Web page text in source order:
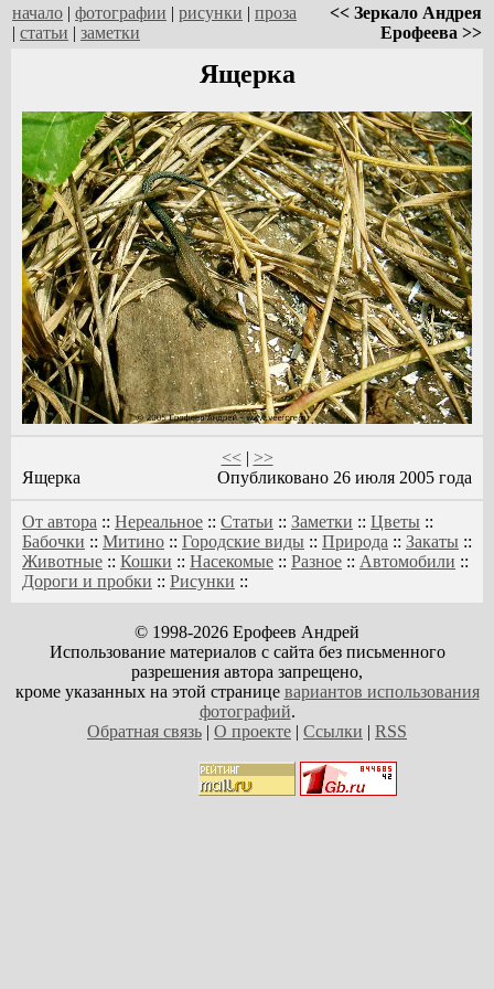
начало | фотографии | рисунки | проза
| статьи | заметки
<< Зеркало Андрея
Ерофеева >>
Ящерка
<<| >>
Ящерка
Опубликовано 26 июля 2005 года
От автора :: Нереальное :: Статьи :: Заметки :: Цветы ::
Бабочки :: Митино :: Городские виды :: Природа :: Закаты ::
Животные :: Кошки :: Насекомые :: Разное :: Автомобили ::
Дороги и пробки :: Рисунки ::
© 1998-2026 Ерофеев Андрей
Использование материалов с сайта без письменного
разрешения автора запрещено,
кроме указанных на этой странице вариантов использования
фотографий.
Обратная связь | О проекте | Ссылки | RSS